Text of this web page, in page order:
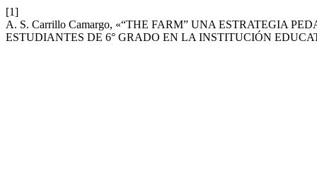
[1]
A. S. Carrillo Camargo, «“THE FARM” UNA ESTRATEGIA
ESTUDIANTES DE 6° GRADO EN LA INSTITUCIÓN